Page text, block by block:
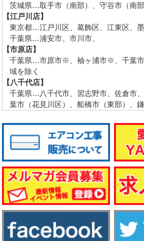
茨城県…取手市（南部）、守谷市（南部
【江戸川店】
東京都…江戸川区、葛飾区、江東区、
千葉県…浦安市、市川市、
【市原店】
千葉県…市原市※、袖ヶ浦市※、千葉
域を除く
【八千代店】
千葉県…八千代市、習志野市、佐倉市
葉市（花見川区）、船橋市（東部）、鎌